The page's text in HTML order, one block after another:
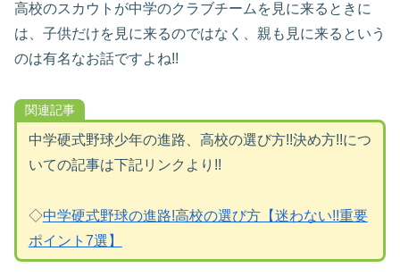
高校のスカウトが中学のクラブチームを見に来るときに
は、子供だけを見に来るのではなく、親も見に来るという
のは有名なお話ですよね!!
関連記事
中学硬式野球少年の進路、高校の選び方!!決め方!!につ
いての記事は下記リンクより!!
◇中学硬式野球の進路!高校の選び方【迷わない!!重要
ポイント7選】